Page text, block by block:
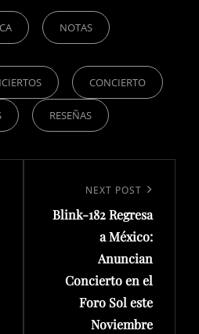
NOTAS
CONCIERTO
RESEÑAS
Post
NEXT POST
Blink-182 Regresa
a México:
Anuncian
Concierto en el
Foro Sol este
Noviembre